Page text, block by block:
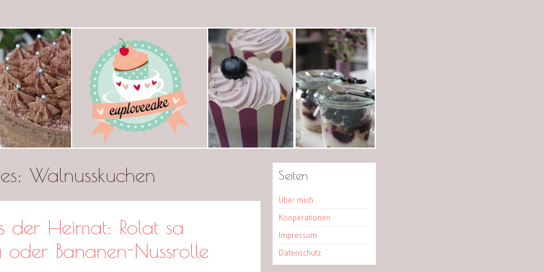
Walnusskuchen
der Heimat: Rolat sa
Bananen-Nussrolle
Seiten
Über mich
Kooperationen
Impressum
Datenschutz